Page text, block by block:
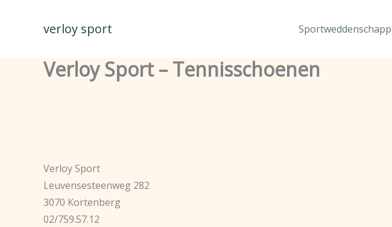
verloy sport
Verloy Sport – Tennisschoenen
Verloy Sport
Leuvensesteenweg 282
3070 Kortenberg
02/759.57.12